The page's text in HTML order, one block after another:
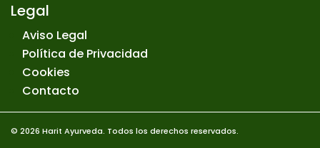
Legal
Aviso Legal
Política de Privacidad
Cookies
Contacto
© 2026 Harit Ayurveda. Todos los derechos reservados.